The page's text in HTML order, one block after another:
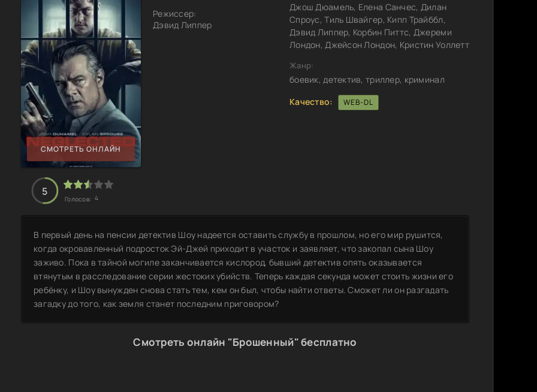
СМОТРЕТЬ ОНЛАЙН
Режиссер:
Дэвид Липпер
Джош Дюамель, Елена Санчес, Дилан
Спроус, Тиль Швайгер, Кипп Трайббл,
Дэвид Липпер, Корбин Питтс, Джереми
Лондон, Джейсон Лондон, Кристин Уоллетт
Жанр:
боевик, детектив, триллер, криминал
Качество:
WEB-DL
5
Голосов: 4
В первый день на пенсии детектив Шоу надеется оставить службу в прошлом, но его мир рушится,
когда окровавленный подросток Эй-Джей приходит в участок и заявляет, что закопал сына Шоу
заживо. Пока в тайной могиле заканчивается кислород, бывший детектив опять оказывается
втянутым в расследование серии жестоких убийств. Теперь каждая секунда может стоить жизни его
ребёнку, и Шоу вынужден снова стать тем, кем он был, чтобы найти ответы. Сможет ли он разгадать
загадку до того, как земля станет последним приговором?
Смотреть онлайн "Брошенный" бесплатно